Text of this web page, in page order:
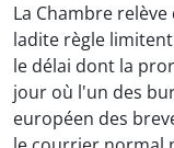
La Chambre
ladite règle
le délai dont la
jour où l'un des
européen des